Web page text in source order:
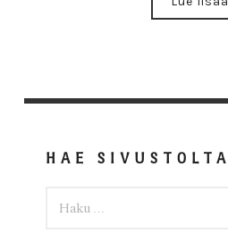
HAE SIVUSTOLTA